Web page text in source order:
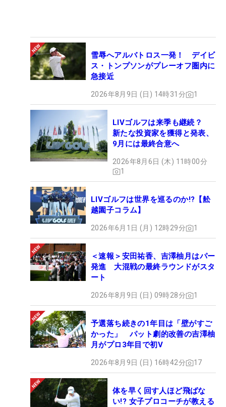
雪辱へアルバトロス一発！ デイビ
ス・トンプソンがプレーオフ圏内に
急接近
2026年8月9日 (日) 14時31分 1
LIVゴルフは来季も継続？
新たな投資家を獲得と発表、
9月には最終合意へ
2026年8月6日 (木) 11時00分
1
LIVゴルフは世界を巡るのか!?【舩
越園子コラム】
2026年6月1日 (月) 12時29分 1
＜速報＞安田祐香、吉澤柚月はパー
発進 大混戦の最終ラウンドがスタ
ート
2026年8月9日 (日) 09時28分 1
予選落ち続きの1年目は「壁がすご
かった」 パット劇的改善の吉澤柚
月がプロ3年目で初V
2026年8月9日 (日) 16時42分 17
体を早く回す人ほど飛ばな
い!? 女子プロコーチが教える